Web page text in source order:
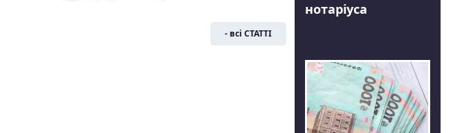
- всі СТАТТІ
нотаріуса